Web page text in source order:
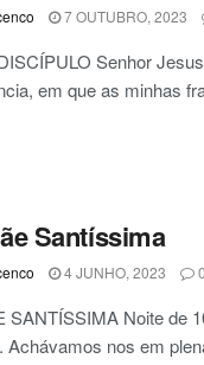
7 OUTUBRO, 2023
Senhor
em que as minhas
Santíssima
4 JUNHO, 2023 0
SANTÍSSIMA Noite de
Achávamos nos em